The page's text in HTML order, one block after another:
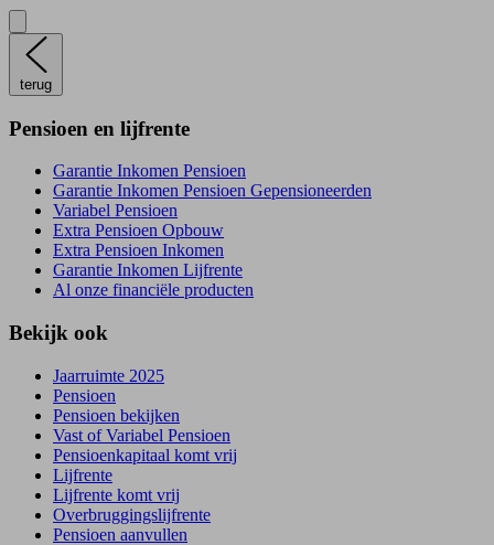
terug
Pensioen en lijfrente
Garantie Inkomen Pensioen
Garantie Inkomen Pensioen Gepensioneerden
Variabel Pensioen
Extra Pensioen Opbouw
Extra Pensioen Inkomen
Garantie Inkomen Lijfrente
Al onze financiële producten
Bekijk ook
Jaarruimte 2025
Pensioen
Pensioen bekijken
Vast of Variabel Pensioen
Pensioenkapitaal komt vrij
Lijfrente
Lijfrente komt vrij
Overbruggingslijfrente
Pensioen aanvullen